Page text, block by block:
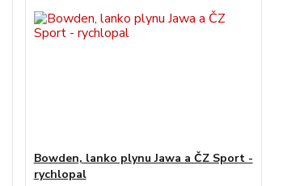
Bowden, lanko plynu Jawa a ČZ Sport -
rychlopal